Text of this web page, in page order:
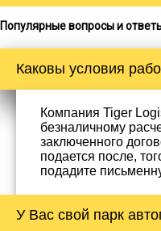
Популярные вопросы и
Каковы условия
Компания Tiger
безналичному
заключенного
подается после,
подадите
У Вас свой парк